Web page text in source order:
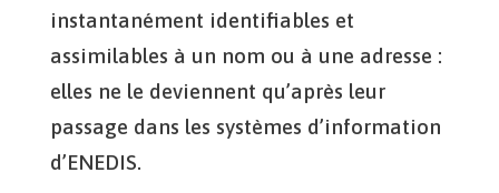
instantanément identifiables et
assimilables à un nom ou à une adresse :
elles ne le deviennent qu’après leur
passage dans les systèmes d’information
d’ENEDIS.